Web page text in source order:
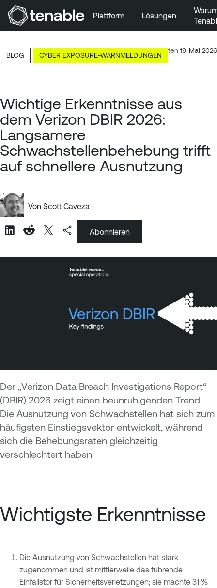
Zum Hauptinhalt wechseln
Zur Fußzeile wechseln
Plattform Lösungen
Lesezeit: 8 Minuten 19. Mai 2026
BLOG CYBER EXPOSURE-WARNMELDUNGEN
Wichtige Erkenntnisse aus
dem Verizon DBIR 2026:
Langsamere
Schwachstellenbehebung trifft
auf schnellere Ausnutzung
Von Scott Caveza
Abonnieren
Der „Verizon Data Breach Investigations Report“
(DBIR) 2026 zeigt einen beunruhigenden Trend:
Die Ausnutzung von Schwachstellen hat sich zum
häufigsten Einstiegsvektor entwickelt, während
sich die Behebungsraten gleichzeitig
verschlechtert haben.
Wichtigste Erkenntnisse
Die Ausnutzung von Schwachstellen hat stark
zugenommen und ist mittlerweile das führende
Einfallstor für Sicherheitsverletzungen; sie machte 31 %